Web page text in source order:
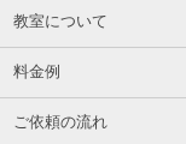
教室について
料金例
ご依頼の流れ